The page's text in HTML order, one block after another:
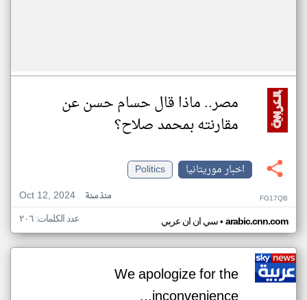
مصر.. ماذا قال حسام حسن عن
مقارنته بمحمد صلاح؟
اخبار موريتانيا
Politics
Oct 12, 2024
منذ سنة FG17QB
سي ان ان عربي• arabic.cnn.com عدد الكلمات: ٢٠٦
We apologize for the